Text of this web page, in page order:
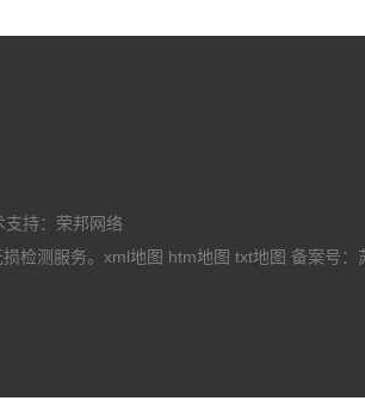
持：荣邦网络
检测服务。 xml地图 htm地图 txt地图 备案号：